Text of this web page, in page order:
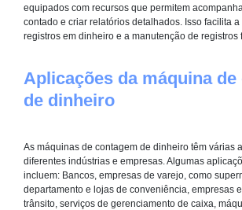
equipados com recursos que permitem
contado e criar relatórios detalhados. Isso facilita
registros em dinheiro e a manutenção de registros
Aplicações da máquina de
de dinheiro
As máquinas de contagem de dinheiro têm várias
diferentes indústrias e empresas. Algumas
incluem: Bancos, empresas de varejo, como
departamento e lojas de conveniência, empresas
trânsito, serviços de gerenciamento de caixa,